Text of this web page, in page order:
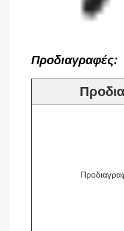
Προδιαγραφές: